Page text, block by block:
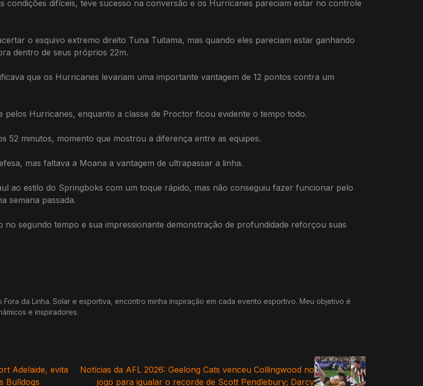
condições difíceis, teve sucesso na conversão e os Hurricanes pareciam estar no controle
o esquivo extremo direito Tuna Tuitama, mas quando eles pareciam estar ganhando
dentro de seus próprios 22m.
que os Hurricanes levariam uma importante vantagem de 12 pontos contra um
Hurricanes, enquanto a classe de Proctor ficou evidente o tempo todo.
minutos, momento que mostrou a diferença entre as equipes.
mas faltava a Moana a vantagem de ultrapassar a linha.
ao estilo do Springboks com um toque rápido, mas não conseguiu fazer funcionar pelo
semana passada.
segundo tempo e sua impressionante demonstração de profundidade reforçou suas
da Linha. Solar e esportiva, encontro minha inspiração em cada evento esportivo. Meu objetivo é
e inspiradores.
Adelaide, evita
Bulldogs
Notícias da AFL 2026: Geelong Cats venceu Collingwood no
jogo para igualar o recorde de Scott Pendlebury; Darcy